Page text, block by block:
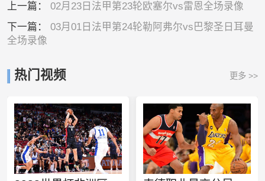
上一篇： 02月23日法甲第23轮欧塞尔vs雷恩全场录像
下一篇： 03月01日法甲第24轮勒阿弗尔vs巴黎圣日耳曼
全场录像
热门视频 更多 >>